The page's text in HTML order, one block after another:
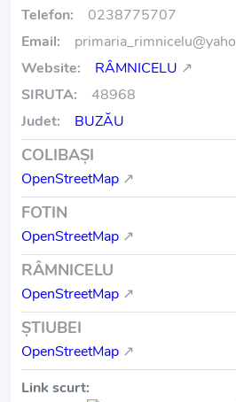
Telefon:
0238775707
Email:
primaria_rimnicelu@
Website:
RÂMNICELU ↗
SIRUTA:
48968
Judet:
BUZĂU
COLIBAŞI
OpenStreetMap ↗
FOTIN
OpenStreetMap ↗
RÂMNICELU
OpenStreetMap ↗
ŞTIUBEI
OpenStreetMap ↗
Link scurt: